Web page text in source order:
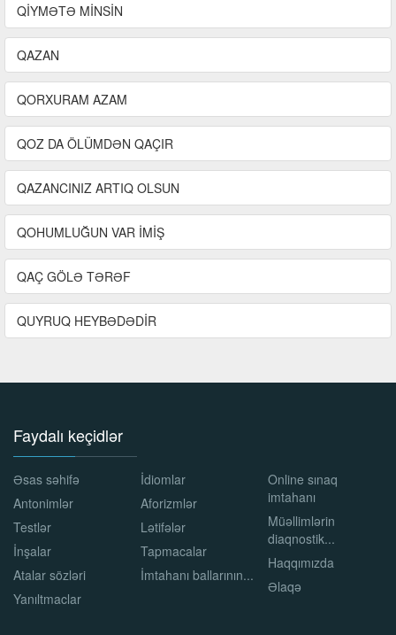
QİYMƏTƏ MİNSİN
QAZAN
QORXURAM AZAM
QOZ DA ÖLÜMDƏN QAÇIR
QAZANCINIZ ARTIQ OLSUN
QOHUMLUĞUN VAR İMİŞ
QAÇ GÖLƏ TƏRƏF
QUYRUQ HEYBƏDƏDİR
Faydalı keçidlər
Əsas səhifə
Antonimlər
Testlər
İnşalar
Atalar sözləri
Yanıltmaclar
İdiomlar
Aforizmlər
Lətifələr
Tapmacalar
İmtahanı ballarının...
Online sınaq
imtahanı
Müəllimlərin
diaqnostik...
Haqqımızda
Əlaqə